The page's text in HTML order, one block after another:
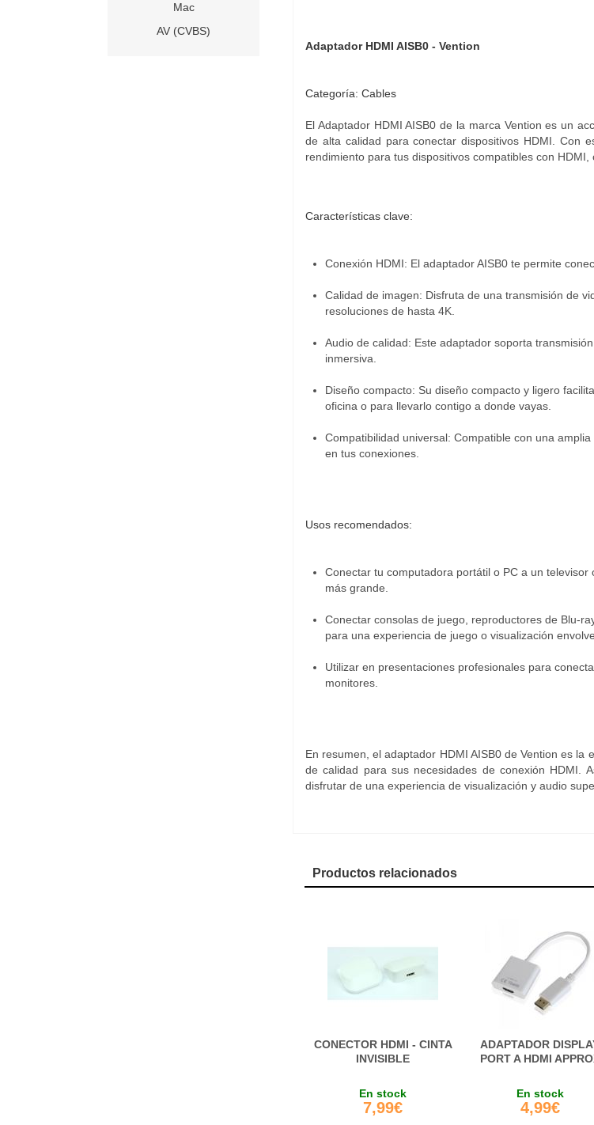
Adaptador HDMI AISB0 - Vention
Categoría: Cables
El Adaptador HDMI AISB0 de la marca Vention es un
de alta calidad para conectar dispositivos HDMI. Con
rendimiento para tus dispositivos compatibles con
Características clave:
Conexión HDMI: El adaptador AISB0 te permite
Calidad de imagen: Disfruta de una transmisión de
resoluciones de hasta 4K.
Audio de calidad: Este adaptador soporta
inmersiva.
Diseño compacto: Su diseño compacto y ligero
oficina o para llevarlo contigo a donde vayas.
Compatibilidad universal: Compatible con una
en tus conexiones.
Usos recomendados:
Conectar tu computadora portátil o PC a un
más grande.
Conectar consolas de juego, reproductores de Blu-
para una experiencia de juego o visualización
Utilizar en presentaciones profesionales para
monitores.
En resumen, el adaptador HDMI AISB0 de Vention es
de calidad para sus necesidades de conexión HDMI.
disfrutar de una experiencia de visualización y audio
Productos relacionados
CONECTOR HDMI - CINTA
INVISIBLE
En stock
7,99€
ADAPTADOR
PORT A HDMI
En stock
4,99€
Mac
AV (CVBS)